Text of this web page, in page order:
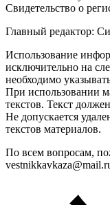
Свидетельство о
Главный редактор:
Использование
исключительно на
необходимо
При использовании
текстов. Текст
Не допускается
текстов материалов.
По всем вопросам,